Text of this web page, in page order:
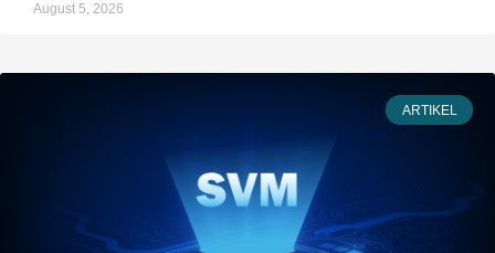
August 5, 2026
ARTIKEL